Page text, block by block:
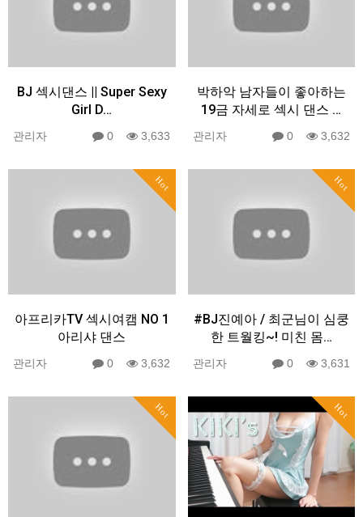
BJ 섹시댄스 || Super Sexy
Girl D…
관리자 0 3,633
박하악 남자들이 좋아하는
19금 자세로 섹시 댄스 …
관리자 0 3,632
Hot
아프리카TV 섹시여캠 NO 1
아리샤 댄스
관리자 0 3,632
Hot
#BJ진예아 / 최군님이 심쿵
한 트월킹~! 미친 몸…
관리자 0 3,631
Hot Hot